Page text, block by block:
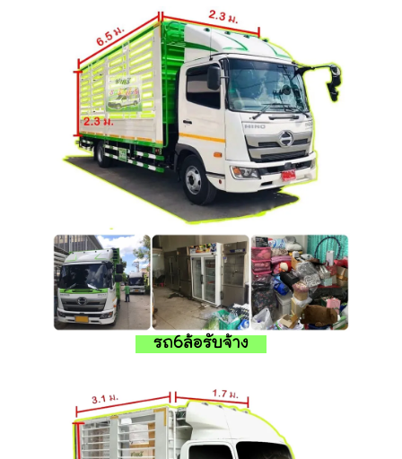
รถ6ล้อรับจ้าง